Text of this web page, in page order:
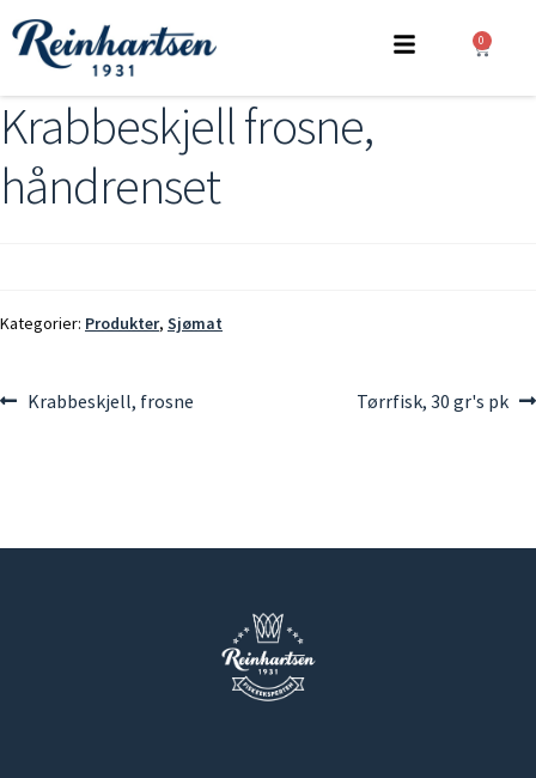
0
Krabbeskjell frosne,
håndrenset
Kategorier: Produkter, Sjømat
Krabbeskjell, frosne Tørrfisk, 30 gr's pk